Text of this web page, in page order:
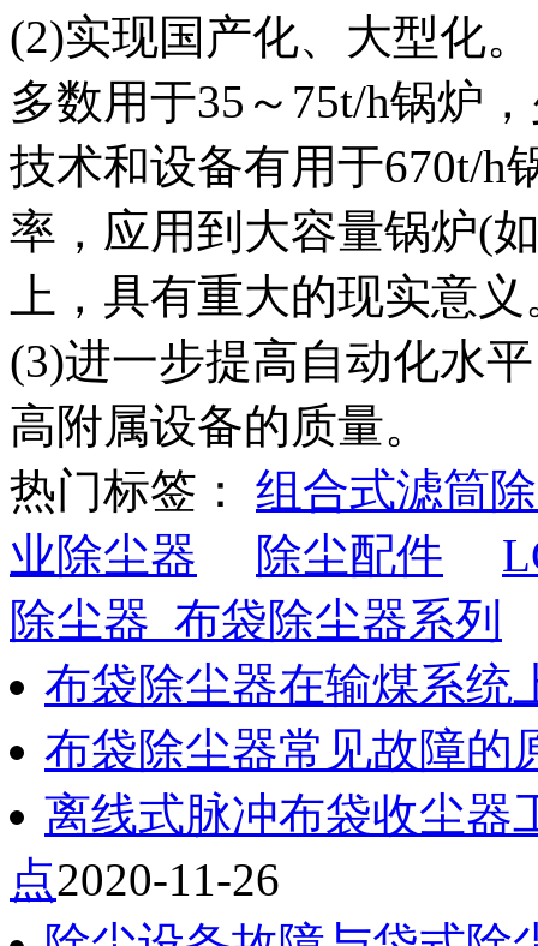
(2)实现国产化、大型化
多数用于35～75t/h锅炉
技术和设备有用于670t/h
率，应用到大容量锅炉(
上，具有重大的现实意义
(3)进一步提高自动化水
高附属设备的质量。
热门标签： 组合式滤筒
业除尘器
除尘配件
除尘器_布袋除尘器系列
布袋除尘器在输煤系统
布袋除尘器常见故障的
离线式脉冲布袋收尘器
点2020-11-26